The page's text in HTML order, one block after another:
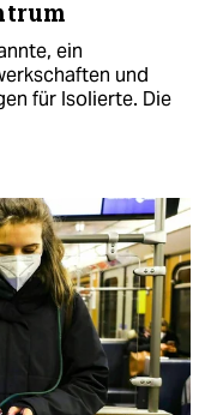
ein
und
für Isolierte. Die